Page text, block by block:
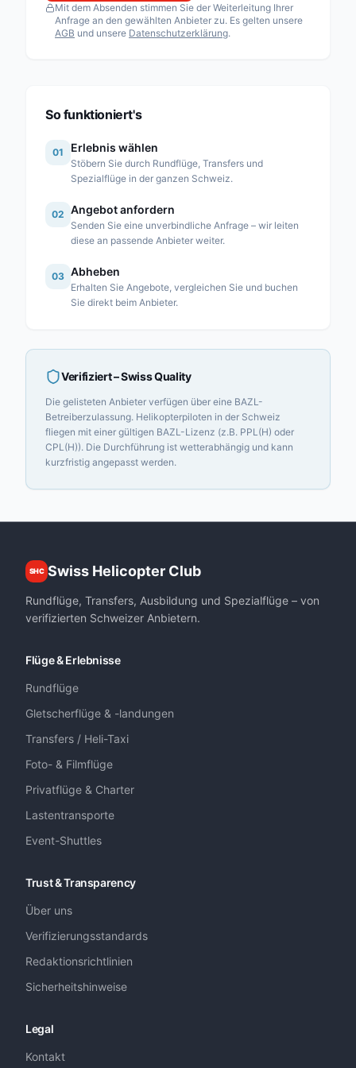
Fuchs Helikopter AG
Heli Sitterdorf AG / Heli Academy
Heli-TV SA
Linth Air Service AG
Mountain Flyers 80 Ltd
Partn’Air Management SA
Rose Helicopter AG
Simplon Air GmbH
Swiss Helicopter AG
Mit dem Absenden stimmen Sie der Weiterleitung Ihrer
Anfrage an den gewählten Anbieter zu. Es gelten unsere
AGB und unsere Datenschutzerklärung.
So funktioniert's
01 Erlebnis wählen
Stöbern Sie durch Rundflüge, Transfers und
Spezialflüge in der ganzen Schweiz.
02 Angebot anfordern
Senden Sie eine unverbindliche Anfrage – wir leiten
diese an passende Anbieter weiter.
03 Abheben
Erhalten Sie Angebote, vergleichen Sie und buchen
Sie direkt beim Anbieter.
Verifiziert– Swiss Quality
Die gelisteten Anbieter verfügen über eine BAZL-
Betreiberzulassung. Helikopterpiloten in der Schweiz
fliegen mit einer gültigen BAZL-Lizenz (z.B. PPL(H) oder
CPL(H)). Die Durchführung ist wetterabhängig und kann
kurzfristig angepasst werden.
SHC Swiss Helicopter Club
Rundflüge, Transfers, Ausbildung und Spezialflüge – von
verifizierten Schweizer Anbietern.
Flüge & Erlebnisse
Rundflüge
Gletscherflüge & -landungen
Transfers / Heli-Taxi
Foto- & Filmflüge
Privatflüge & Charter
Lastentransporte
Event-Shuttles
Trust & Transparency
Über uns
Verifizierungsstandards
Redaktionsrichtlinien
Sicherheitshinweise
Legal
Kontakt